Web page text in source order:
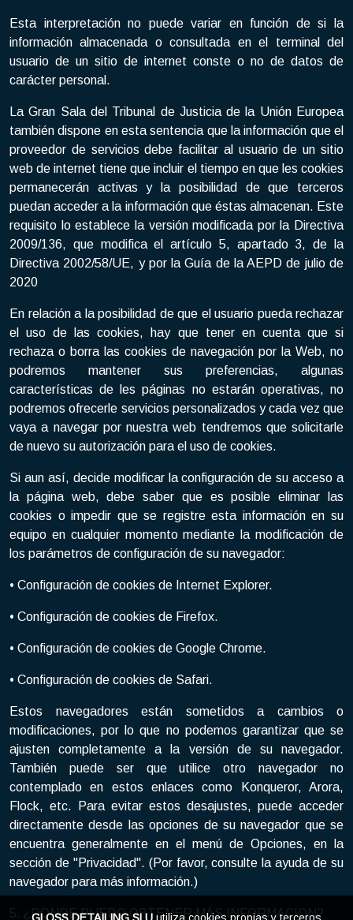
Esta interpretación no puede variar en función de si la
información almacenada o consultada en el terminal del
usuario de un sitio de internet conste o no de datos de
carácter personal.
La Gran Sala del Tribunal de Justicia de la Unión Europea
también dispone en esta sentencia que la información que el
proveedor de servicios debe facilitar al usuario de un sitio
web de internet tiene que incluir el tiempo en que les cookies
permanecerán activas y la posibilidad de que terceros
puedan acceder a la información que éstas almacenan. Este
requisito lo establece la versión modificada por la Directiva
2009/136, que modifica el artículo 5, apartado 3, de la
Directiva 2002/58/UE, y por la Guía de la AEPD de julio de
2020
En relación a la posibilidad de que el usuario pueda rechazar
el uso de las cookies, hay que tener en cuenta que si
rechaza o borra las cookies de navegación por la Web, no
podremos mantener sus preferencias, algunas
características de les páginas no estarán operativas, no
podremos ofrecerle servicios personalizados y cada vez que
vaya a navegar por nuestra web tendremos que solicitarle
de nuevo su autorización para el uso de cookies.
Si aun así, decide modificar la configuración de su acceso a
la página web, debe saber que es posible eliminar las
cookies o impedir que se registre esta información en su
equipo en cualquier momento mediante la modificación de
los parámetros de configuración de su navegador:
• Configuración de cookies de Internet Explorer.
• Configuración de cookies de Firefox.
• Configuración de cookies de Google Chrome.
• Configuración de cookies de Safari.
Estos navegadores están sometidos a cambios o
modificaciones, por lo que no podemos garantizar que se
ajusten completamente a la versión de su navegador.
También puede ser que utilice otro navegador no
contemplado en estos enlaces como Konqueror, Arora,
Flock, etc. Para evitar estos desajustes, puede acceder
directamente desde las opciones de su navegador que se
encuentra generalmente en el menú de Opciones, en la
sección de "Privacidad". (Por favor, consulte la ayuda de su
navegador para más información.)
5. ¿DONDE PUEDO OBTENER MÁS INFORMACION?